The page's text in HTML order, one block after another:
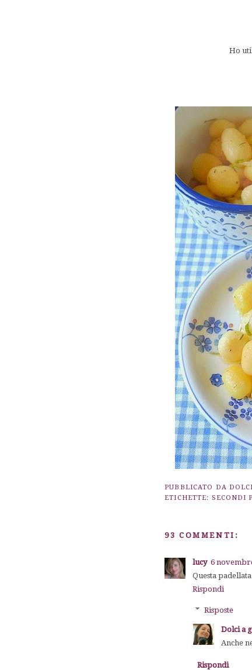
Ho
PUBBLICATO DA
ETICHETTE: SECONDI
93 COMMENTI:
lucy 6
Questa
Rispondi
Risposte
Dolci a
Anche
Rispondi